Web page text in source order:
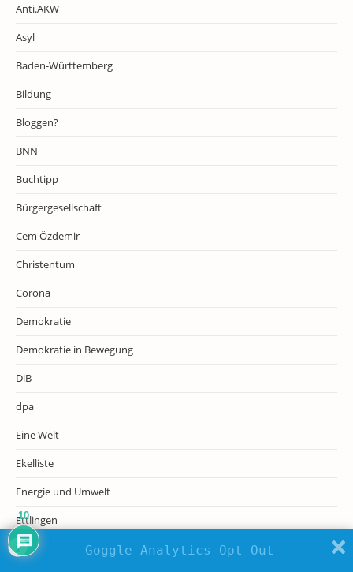
Anti.AKW
Asyl
Baden-Württemberg
Bildung
Bloggen?
BNN
Buchtipp
Bürgergesellschaft
Cem Özdemir
Christentum
Corona
Demokratie
Demokratie in Bewegung
DiB
dpa
Eine Welt
Ekelliste
Energie und Umwelt
Ettlingen
Europa
Goggle Analytics Opt-Out
10